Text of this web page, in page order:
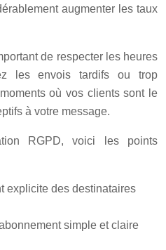
augmenter les taux
de respecter les heures
les envois tardifs ou trop
où vos clients sont le
à votre message.
RGPD, voici les points
explicite des destinataires
simple et claire